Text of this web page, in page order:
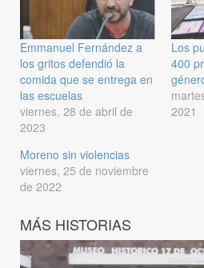
Emmanuel Fernández a
los gritos defendió la
comida que se entrega en
las escuelas
viernes, 28 de abril de
2023
Los
400
2021
Moreno sin violencias
viernes, 25 de noviembre
de 2022
MÁS HISTORIAS